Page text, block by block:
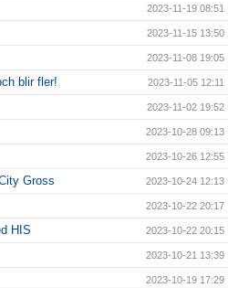
2023-11-19 08:51
2023-11-15 13:50
2023-11-08 19:05
blir fler! 2023-11-05 12:11
2023-11-02 19:52
2023-10-28 09:13
2023-10-26 12:55
Gross 2023-10-24 12:13
2023-10-22 20:17
HIS 2023-10-22 20:15
2023-10-21 13:39
2023-10-19 17:29